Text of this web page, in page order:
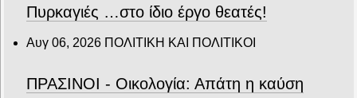
Πυρκαγιές …στο ίδιο έργο θεατές!
Αυγ 06, 2026 ΠΟΛΙΤΙΚΗ ΚΑΙ ΠΟΛΙΤΙΚΟΙ
ΠΡΑΣΙΝΟΙ - Οικολογία: Απάτη η καύση